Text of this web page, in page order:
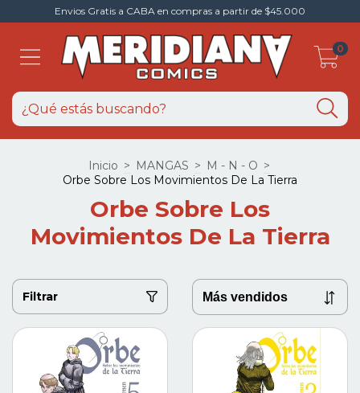
Envios Gratis a CABA en compras a partir de $45.000
0
Inicio > MANGAS > M - N - O >
Orbe Sobre Los Movimientos De La Tierra
Orbe Sobre Los
Movimientos De La Tierra
Filtrar